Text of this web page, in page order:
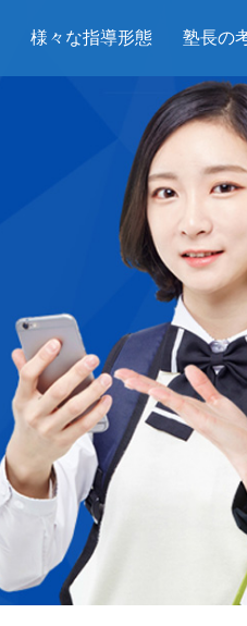
様々な指導形態 塾長の